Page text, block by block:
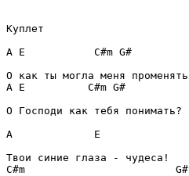
Куплет
A E C#m G#
A E C#m G#
О Господи как тебя понимать?
A
E
C#m
G#